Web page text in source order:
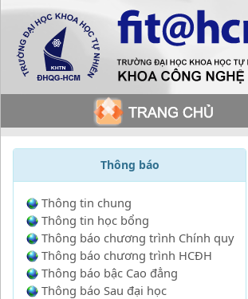
Thông báo
Thông tin chung
Thông tin học bổng
Thông báo chương trình Chính quy
Thông báo chương trình HCĐH
Thông báo bậc Cao đẳng
Thông báo Sau đại học